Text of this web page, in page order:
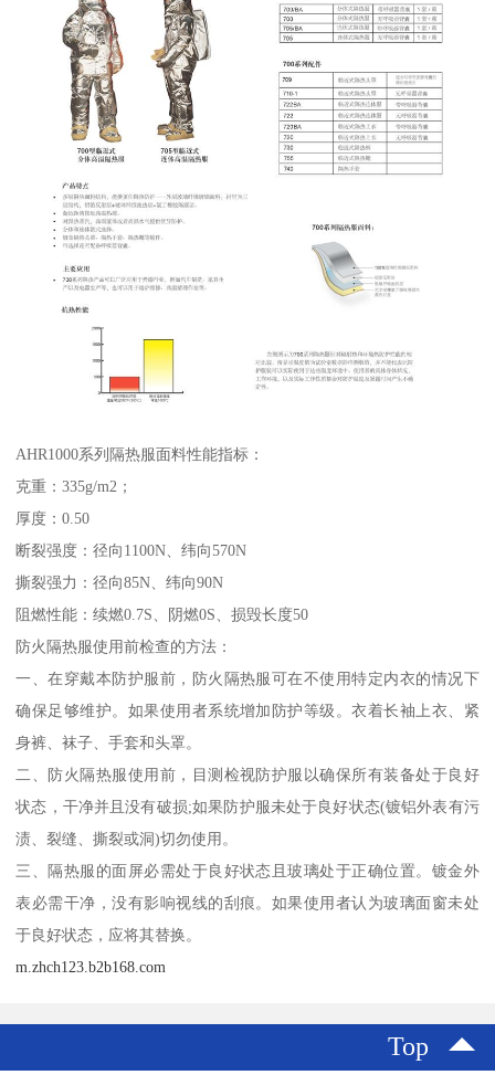
AHR1000系列隔热服面料性能指标：
克重：335g/m2；
厚度：0.50
断裂强度：径向1100N、纬向570N
撕裂强力：径向85N、纬向90N
阻燃性能：续燃0.7S、阴燃0S、损毁长度50
防火隔热服使用前检查的方法：
一、在穿戴本防护服前，防火隔热服可在不使用特定内衣的情况下
确保足够维护。如果使用者系统增加防护等级。衣着长袖上衣、紧
身裤、袜子、手套和头罩。
二、防火隔热服使用前，目测检视防护服以确保所有装备处于良好
状态，干净并且没有破损;如果防护服未处于良好状态(镀铝外表有污
渍、裂缝、撕裂或洞)切勿使用。
三、隔热服的面屏必需处于良好状态且玻璃处于正确位置。镀金外
表必需干净，没有影响视线的刮痕。如果使用者认为玻璃面窗未处
于良好状态，应将其替换。
m.zhch123.b2b168.com
Top